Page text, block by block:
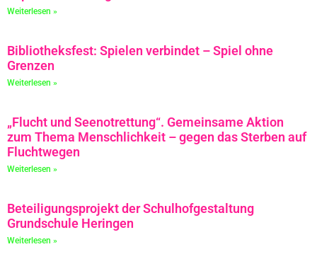
Weiterlesen »
Bibliotheksfest: Spielen verbindet – Spiel ohne
Grenzen
Weiterlesen »
„Flucht und Seenotrettung“. Gemeinsame Aktion
zum Thema Menschlichkeit – gegen das Sterben auf
Fluchtwegen
Weiterlesen »
Beteiligungsprojekt der Schulhofgestaltung
Grundschule Heringen
Weiterlesen »